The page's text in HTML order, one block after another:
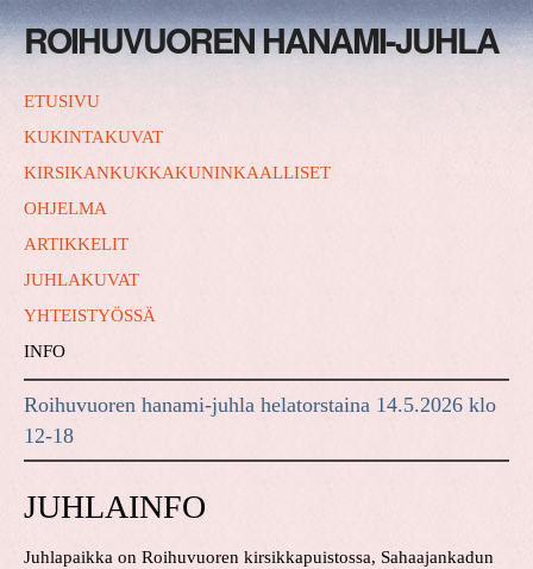
ROIHUVUOREN HANAMI-JUHLA
ETUSIVU
KUKINTAKUVAT
KIRSIKANKUKKAKUNINKAALLISET
OHJELMA
ARTIKKELIT
JUHLAKUVAT
YHTEISTYÖSSÄ
INFO
Roihuvuoren hanami-juhla helatorstaina 14.5.2026 klo
12-18
JUHLAINFO
Juhlapaikka on Roihuvuoren kirsikkapuistossa, Sahaajankadun